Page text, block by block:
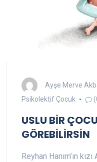
Ayşe Merve
Psikolektif Çocuk
USLU BİR
GÖREBİLİRSİN
Reyhan Hanım’ın